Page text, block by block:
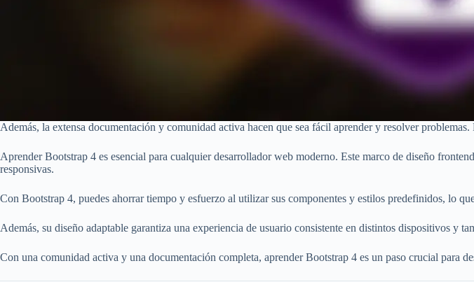
Además, la extensa documentación y comunidad activa hacen que sea fácil aprender y resolver
Aprender Bootstrap 4 es esencial para cualquier desarrollador web moderno. Este marco de diseño
responsivas.
Con Bootstrap 4, puedes ahorrar tiempo y esfuerzo al utilizar sus componentes y estilos predefinidos, lo
Además, su diseño adaptable garantiza una experiencia de usuario consistente en distintos dispositivos y
Con una comunidad activa y una documentación completa, aprender Bootstrap 4 es un paso crucial para